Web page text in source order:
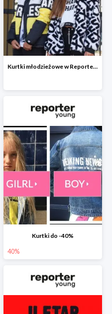
Kurtki młodzieżowe w Reporter Young -20%
Kurtki do -40%
40%